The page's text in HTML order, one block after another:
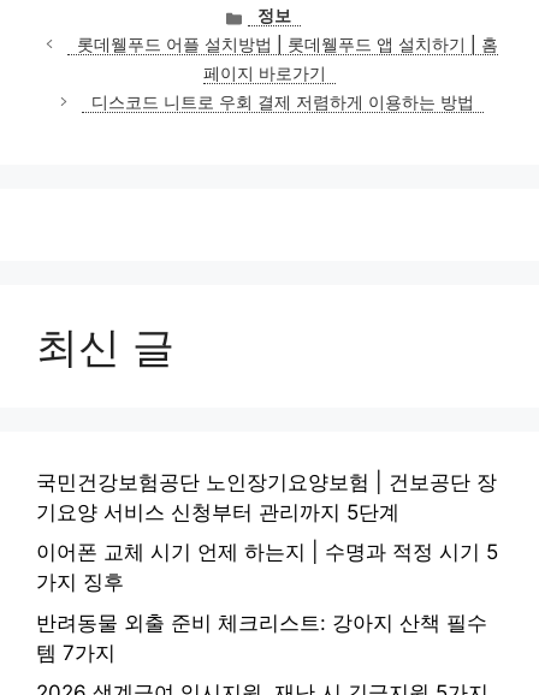
카
테
고
리
정보
롯데웰푸드 어플 설치방법 | 롯데웰푸드 앱 설치하기 | 홈
페이지 바로가기
디스코드 니트로 우회 결제 저렴하게 이용하는 방법
최신 글
국민건강보험공단 노인장기요양보험 | 건보공단 장
기요양 서비스 신청부터 관리까지 5단계
이어폰 교체 시기 언제 하는지 | 수명과 적정 시기 5
가지 징후
반려동물 외출 준비 체크리스트: 강아지 산책 필수
템 7가지